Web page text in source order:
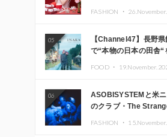
FASHION ・
05
【Channel47】長野
で“本物の日本の田舎“
FOOD ・
06
ASOBISYSTEMと米
のクラブ・The
FASHION ・